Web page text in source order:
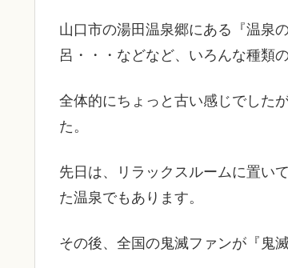
山口市の湯田温泉郷にある『温泉
呂・・・などなど、いろんな種類
全体的にちょっと古い感じでした
た。
先日は、リラックスルームに置い
た温泉でもあります。
その後、全国の鬼滅ファンが『鬼